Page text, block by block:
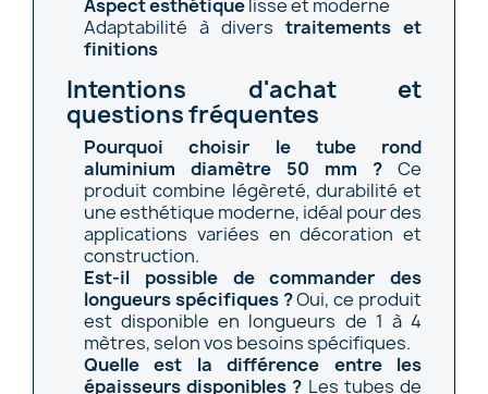
Aspect esthétiquelisse et moderne
Adaptabilité à divers traitements et
finitions
Intentions d'achat et
questions fréquentes
Pourquoi choisir le tube rond
aluminium diamètre 50 mm ? Ce
produit combine légèreté, durabilité et
une esthétique moderne, idéal pour des
applications variées en décoration et
construction.
Est-il possible de commander des
longueurs spécifiques ?Oui, ce produit
est disponible en longueurs de 1 à 4
mètres, selon vos besoins spécifiques.
Quelle est la différence entre les
épaisseurs disponibles ? Les tubes de